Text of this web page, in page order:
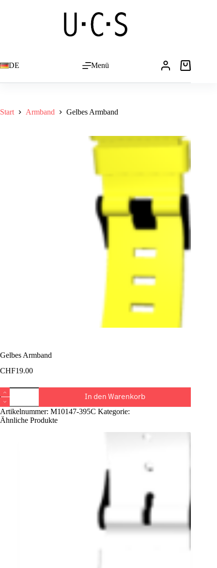
DE Menü Warenkorb
Start Armband Gelbes Armband
Gelbes Armband
CHF19.00
Gelbes
Armband
Menge
In den Warenkorb
Artikelnummer: M10147-395C Kategorie:
Ähnliche Produkte